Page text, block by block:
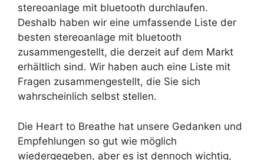
stereoanlage mit bluetooth durchlaufen.
Deshalb haben wir eine umfassende Liste der
besten stereoanlage mit bluetooth
zusammengestellt, die derzeit auf dem Markt
erhältlich sind. Wir haben auch eine Liste mit
Fragen zusammengestellt, die Sie sich
wahrscheinlich selbst stellen.
Die Heart to Breathe hat unsere Gedanken und
Empfehlungen so gut wie möglich
wiedergegeben, aber es ist dennoch wichtig,